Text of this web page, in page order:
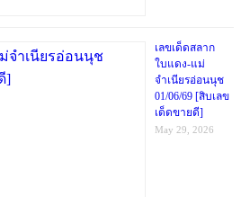
เลขเด็ดสลาก
ใบแดง-แม่
จำเนียรอ่อนนุช
01/06/69 [สิบเลข
เด็ดขายดี]
May 29, 2026